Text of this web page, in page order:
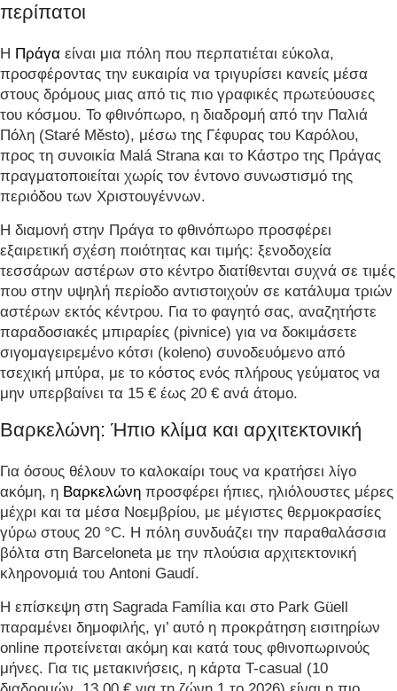
περίπατοι
Η Πράγα είναι μια πόλη που περπατιέται εύκολα,
προσφέροντας την ευκαιρία να τριγυρίσει κανείς μέσα
στους δρόμους μιας από τις πιο γραφικές πρωτεύουσες
του κόσμου. Το φθινόπωρο, η διαδρομή από την Παλιά
Πόλη (Staré Město), μέσω της Γέφυρας του Καρόλου,
προς τη συνοικία Malá Strana και το Κάστρο της Πράγας
πραγματοποιείται χωρίς τον έντονο συνωστισμό της
περιόδου των Χριστουγέννων.
Η διαμονή στην Πράγα το φθινόπωρο προσφέρει
εξαιρετική σχέση ποιότητας και τιμής: ξενοδοχεία
τεσσάρων αστέρων στο κέντρο διατίθενται συχνά σε τιμές
που στην υψηλή περίοδο αντιστοιχούν σε κατάλυμα τριών
αστέρων εκτός κέντρου. Για το φαγητό σας, αναζητήστε
παραδοσιακές μπιραρίες (pivnice) για να δοκιμάσετε
σιγομαγειρεμένο κότσι (koleno) συνοδευόμενο από
τσεχική μπύρα, με το κόστος ενός πλήρους γεύματος να
μην υπερβαίνει τα 15 € έως 20 € ανά άτομο.
Βαρκελώνη: Ήπιο κλίμα και αρχιτεκτονική
Για όσους θέλουν το καλοκαίρι τους να κρατήσει λίγο
ακόμη, η Βαρκελώνη προσφέρει ήπιες, ηλιόλουστες μέρες
μέχρι και τα μέσα Νοεμβρίου, με μέγιστες θερμοκρασίες
γύρω στους 20 °C. Η πόλη συνδυάζει την παραθαλάσσια
βόλτα στη Barceloneta με την πλούσια αρχιτεκτονική
κληρονομιά του Antoni Gaudí.
Η επίσκεψη στη Sagrada Família και στο Park Güell
παραμένει δημοφιλής, γι’ αυτό η προκράτηση εισιτηρίων
online προτείνεται ακόμη και κατά τους φθινοπωρινούς
μήνες. Για τις μετακινήσεις, η κάρτα T-casual (10